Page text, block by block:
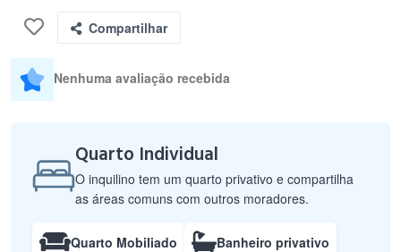
Compartilhar
Nenhuma avaliação recebida
Quarto Individual
O inquilino tem um quarto privativo e compartilha
as áreas comuns com outros moradores.
Quarto Mobiliado Banheiro privativo